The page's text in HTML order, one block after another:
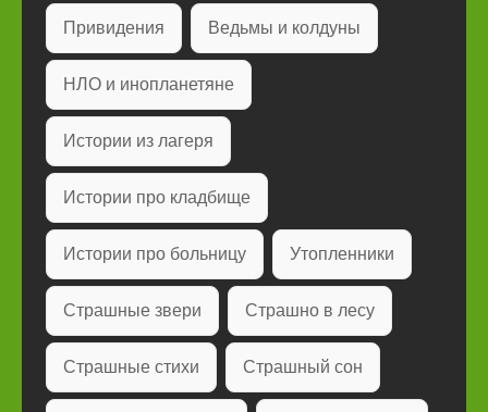
Привидения Ведьмы и колдуны
НЛО и инопланетяне
Истории из лагеря
Истории про кладбище
Истории про больницу Утопленники
Страшные звери Страшно в лесу
Страшные стихи Страшный сон